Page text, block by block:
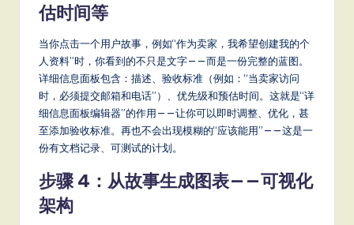
In
o
ti
o
估时间等
当你点击一个用户故事，例如“作为卖家，我希望创建我的个
人资料”时，你看到的不只是文字——而是一份完整的蓝图。
详细信息面板包含：描述、验收标准（例如：“当卖家访问
时，必须提交邮箱和电话”）、优先级和预估时间。这就是“详
细信息面板编辑器”的作用——让你可以即时调整、优化，甚
至添加验收标准。再也不会出现模糊的“应该能用”——这是一
份有文档记录、可测试的计划。
步骤 4：从故事生成图表——可视化
架构